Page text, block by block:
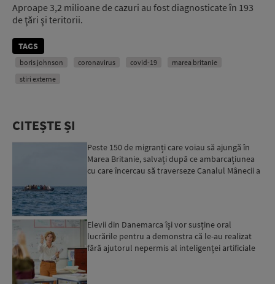
Aproape 3,2 milioane de cazuri au fost diagnosticate în 193
de ţări şi teritorii.
TAGS
boris johnson coronavirus covid-19
marea britanie
stiri externe
CITEȘTE ȘI
Peste 150 de migranți care voiau să ajungă în
Marea Britanie, salvați după ce ambarcațiunea
cu care încercau să traverseze Canalul Mânecii a
Elevii din Danemarca își vor susține oral
lucrările pentru a demonstra că le-au realizat
fără ajutorul nepermis al inteligenței artificiale